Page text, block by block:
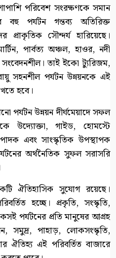
পরিবেশ সংরক্ষণকে সমান
পর্যটন গন্তব্য অতিরিক্ত
প্রাকৃতিক সৌন্দর্য হারিয়েছে।
পার্বত্য অঞ্চল, হাওর, নদী
তাই ইকো ট্যুরিজম,
সহনশীল পর্যটন উন্নয়নকে এই
হবে।
পর্যটন উন্নয়ন দীর্ঘমেয়াদে সফল
উদ্যোক্তা, গাইড, হোমস্টে
এবং সাংস্কৃতিক উপস্থাপক
অর্থনৈতিক সুফল সরাসরি
ঐতিহাসিক সুযোগ রয়েছে।
হচ্ছে। প্রকৃতি, সংস্কৃতি,
পর্যটনের প্রতি মানুষের আগ্রহ
সমুদ্র, পাহাড়, লোকসংস্কৃতি,
ঐতিহ্য এই পরিবর্তিত বাজারে